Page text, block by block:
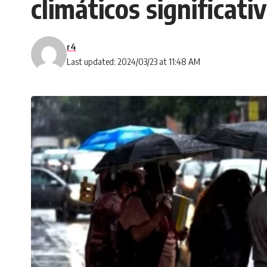
climáticos
Last updated: 2024/03/23 at 11:48 AM
r4